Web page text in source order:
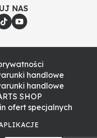
NAS
handlowe
handlowe
SHOP
ofert specjalnych